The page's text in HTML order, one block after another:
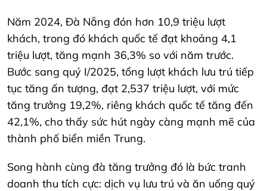
Năm 2024, Đà Nẵng đón hơn 10,9 triệu lượt
khách, trong đó khách quốc tế đạt khoảng 4,1
triệu lượt, tăng mạnh 36,3% so với năm trước.
Bước sang quý I/2025, tổng lượt khách lưu trú tiếp
tục tăng ấn tượng, đạt 2,537 triệu lượt, với mức
tăng trưởng 19,2%, riêng khách quốc tế tăng đến
42,1%, cho thấy sức hút ngày càng mạnh mẽ của
thành phố biển miền Trung.
Song hành cùng đà tăng trưởng đó là bức tranh
doanh thu tích cực: dịch vụ lưu trú và ăn uống quý